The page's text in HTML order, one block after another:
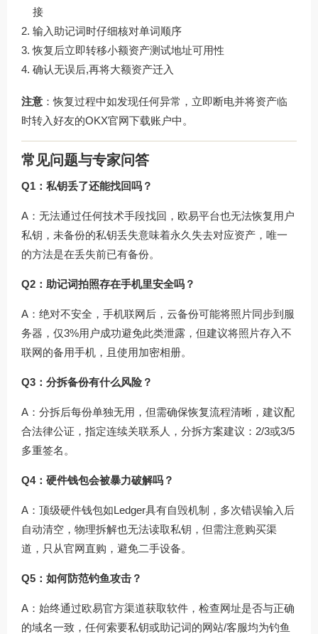
接
输入助记词时仔细核对单词顺序
恢复后立即转移小额资产测试地址可用性
确认无误后,再将大额资产迁入
注意 ：恢复过程中如发现任何异常，立即断电并将资产临
时转入好友的OKX官网下载账户中。
常见问题与专家问答
Q1：私钥丢了还能找回吗？
A：无法通过任何技术手段找回，欧易平台也无法恢复用户
私钥，未备份的私钥丢失意味着永久失去对应资产，唯一
的方法是在丢失前已有备份。
Q2：助记词拍照存在手机里安全吗？
A：绝对不安全，手机联网后，云备份可能将照片同步到服
务器，仅3%用户成功避免此类泄露，但建议将照片存入不
联网的备用手机，且使用加密相册。
Q3：分拆备份有什么风险？
A：分拆后每份单独无用，但需确保恢复流程清晰，建议配
合法律公证，指定连续关联系人，分拆方案建议：2/3或3/5
多重签名。
Q4：硬件钱包会被暴力破解吗？
A：顶级硬件钱包如Ledger具有自毁机制，多次错误输入后
自动清空，物理拆解也无法读取私钥，但需注意购买渠
道，只从官网直购，避免二手设备。
Q5：如何防范钓鱼攻击？
A：始终通过欧易官方渠道获取软件，检查网址是否与正确
的域名一致，任何索要私钥或助记词的网站/客服均为钓鱼